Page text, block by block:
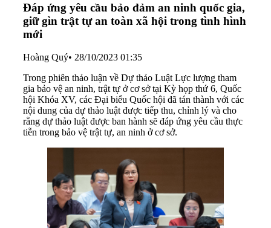
Đáp ứng yêu cầu bảo đảm an ninh quốc gia,
giữ gìn trật tự an toàn xã hội trong tình hình
mới
Hoàng Quý• 28/10/2023 01:35
Trong phiên thảo luận về Dự thảo Luật Lực lượng tham
gia bảo vệ an ninh, trật tự ở cơ sở tại Kỳ họp thứ 6, Quốc
hội Khóa XV, các Đại biểu Quốc hội đã tán thành với các
nội dung của dự thảo luật được tiếp thu, chỉnh lý và cho
rằng dự thảo luật được ban hành sẽ đáp ứng yêu cầu thực
tiễn trong bảo vệ trật tự, an ninh ở cơ sở.